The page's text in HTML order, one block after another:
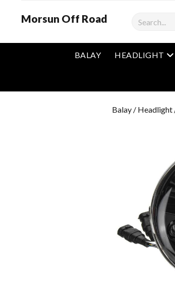
Morsun Off Road Mangita
BALAY HEADLIGHT
Balay / Headlight